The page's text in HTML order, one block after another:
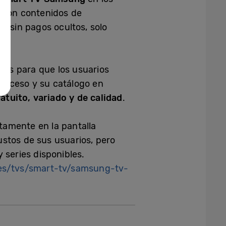
contenidos de
sin pagos ocultos, solo
para que los usuarios
y su catálogo en
variado y de calidad.
en la pantalla
de sus usuarios, pero
series disponibles.
tvs/smart-tv/samsung-tv-